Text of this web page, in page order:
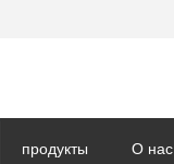
продукты О нас